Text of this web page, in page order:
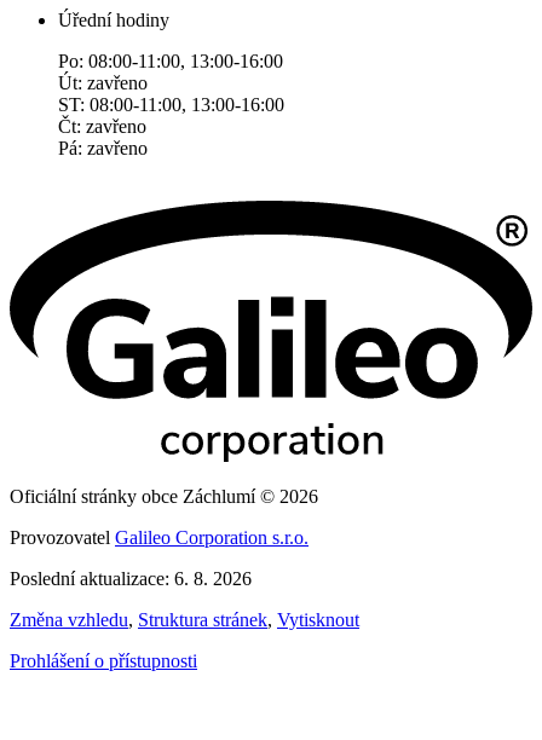
Úřední hodiny
Po: 08:00-11:00, 13:00-16:00
Út: zavřeno
ST: 08:00-11:00, 13:00-16:00
Čt: zavřeno
Pá: zavřeno
Oficiální stránky obce Záchlumí © 2026
Provozovatel Galileo Corporation s.r.o.
Poslední aktualizace: 6. 8. 2026
Změna vzhledu, Struktura stránek, Vytisknout
Prohlášení o přístupnosti